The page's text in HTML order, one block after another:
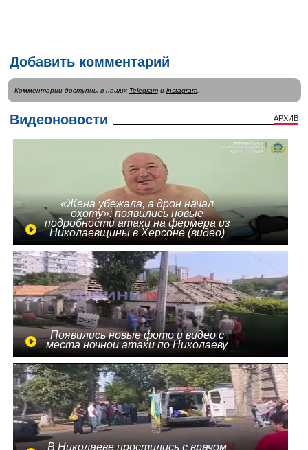
Добавить комментарий
Комментарии доступны в наших Telegramи instagram.
Видеоновости АРХИВ
«Жена убежала, а дрон начал
охоту»: появились новые
подробности атаки на фермера из
Николаевщины в Херсоне (видео)
Появились новые фото и видео с
места ночной атаки по Николаеву
В Николаеве простились с врачом